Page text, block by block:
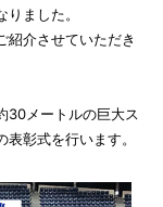
ました。
紹介させていただき
30メートルの巨大ス
彰式を行います。